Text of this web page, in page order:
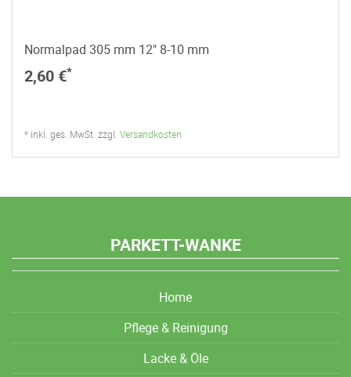
Normalpad 305 mm 12" 8-10 mm
2,60 €*
* inkl. ges. MwSt. zzgl. Versandkosten
PARKETT-WANKE
Home
Pflege & Reinigung
Lacke & Öle